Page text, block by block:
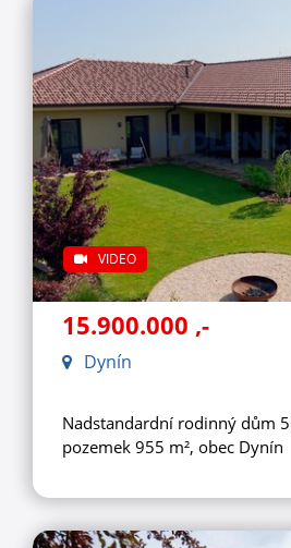
VIDEO
15.900.000 ,-
Dynín
Nadstandardní rodinný dům
pozemek 955 m², obec Dynín